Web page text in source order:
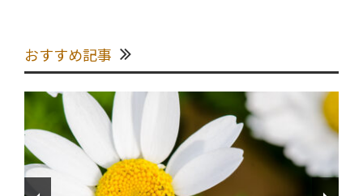
おすすめ記事